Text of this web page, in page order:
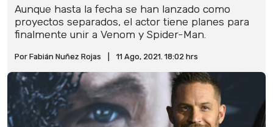
Aunque hasta la fecha se han lanzado como
proyectos separados, el actor tiene planes para
finalmente unir a Venom y Spider-Man.
Por Fabián Nuñez Rojas 11 Ago, 2021. 18:02 hrs